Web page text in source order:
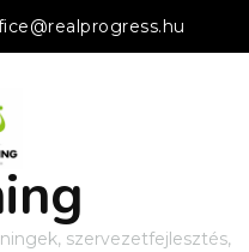
szervezetfejlesztés,